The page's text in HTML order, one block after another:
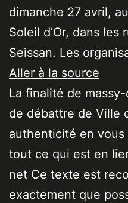
dimanche 27 avril,
Soleil d’Or, dans les
Seissan. Les
Aller à la source
La finalité de
de débattre de Ville
authenticité en
tout ce qui est en
net Ce texte est
exactement que